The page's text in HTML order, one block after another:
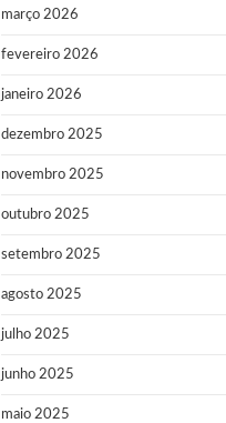
março 2026
fevereiro 2026
janeiro 2026
dezembro 2025
novembro 2025
outubro 2025
setembro 2025
agosto 2025
julho 2025
junho 2025
maio 2025